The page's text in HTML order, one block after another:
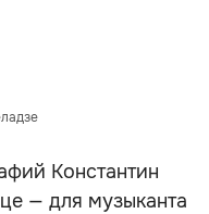
Константин
— для музыканта